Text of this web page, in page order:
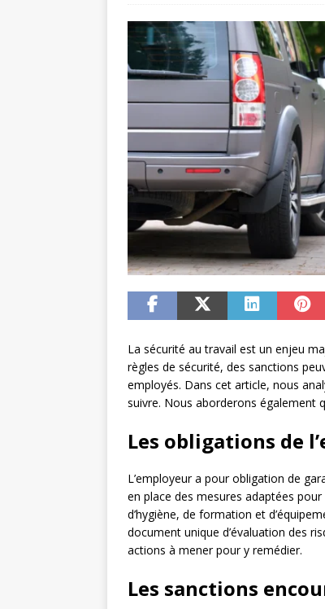
La sécurité au travail est un enjeu
règles de sécurité, des sanctions
employés. Dans cet article, nous
suivre. Nous aborderons également
Les obligations de
L’employeur a pour obligation de
en place des mesures adaptées
d’hygiène, de formation et
document unique d’évaluation des
actions à mener pour y remédier.
Les sanctions